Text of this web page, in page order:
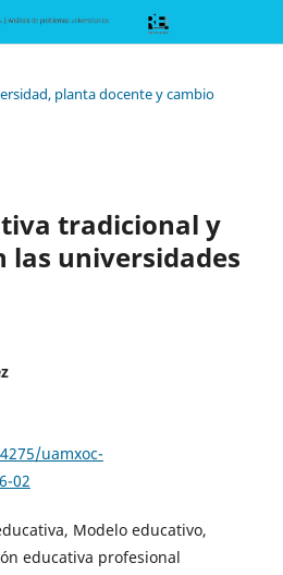
planta docente y cambio
tradicional y
las universidades
uamxoc-
02
Modelo educativo,
educativa profesional